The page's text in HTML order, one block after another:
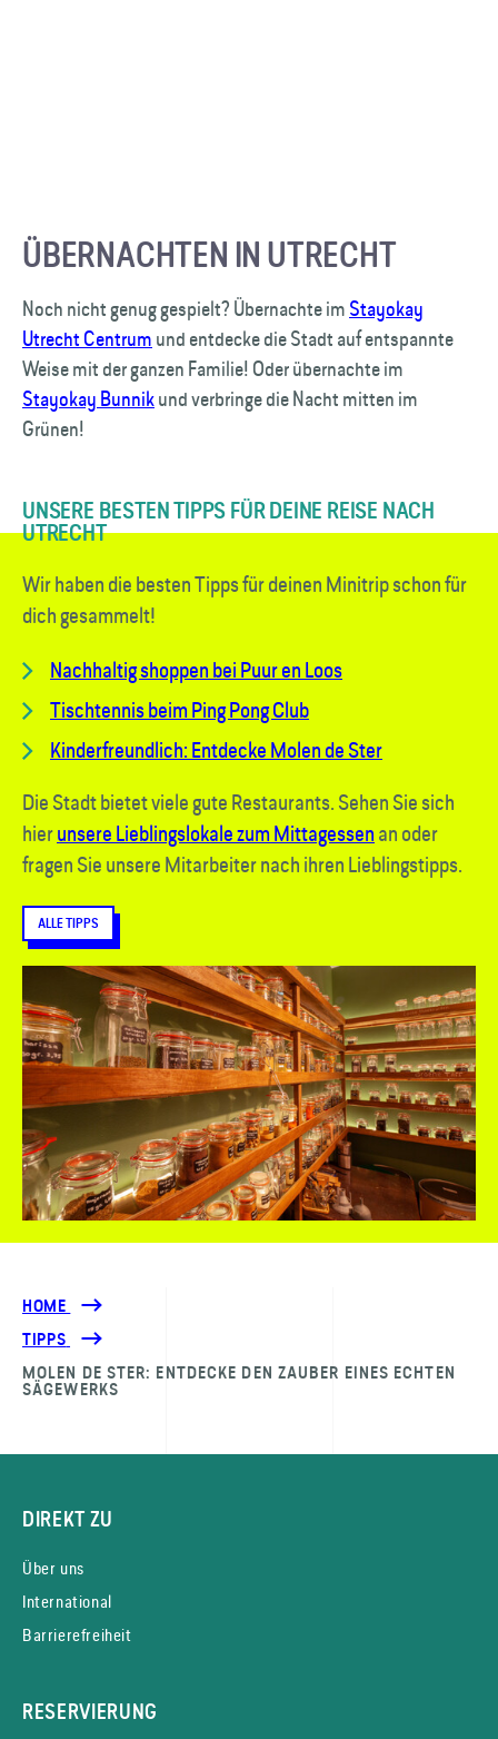
ÜBERNACHTEN IN UTRECHT
Noch nicht genug gespielt? Übernachte im Stayokay
Utrecht Centrum und entdecke die Stadt auf entspannte
Weise mit der ganzen Familie! Oder übernachte im
Stayokay Bunnikund verbringe die Nacht mitten im
Grünen!
UNSERE BESTEN TIPPS FÜR DEINE REISE NACH
UTRECHT
Wir haben die besten Tipps für deinen Mini­trip schon für
dich gesammelt!
Nachhaltig shoppen bei Puur en Loos
Tischtennis beim Ping Pong Club
Kinderfreundlich: Entdecke Molen de Ster
Die Stadt bietet viele gute Restaurants. Sehen Sie sich
hierunsere Lieblingslokale zum Mittagessenan oder
fragen Sie unsere Mitarbeiter nach ihren Lieblingstipps.
ALLE TIPPS
HOME
TIPPS
MOLEN DE STER: ENTDECKE DEN ZAUBER EINES ECHTEN
SÄGEWERKS
DIREKT ZU
Über uns
International
Barrierefreiheit
RESERVIERUNG